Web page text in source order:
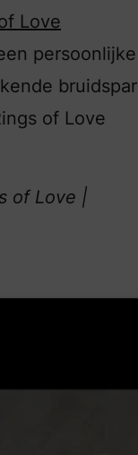
Love
of Love
of Love |